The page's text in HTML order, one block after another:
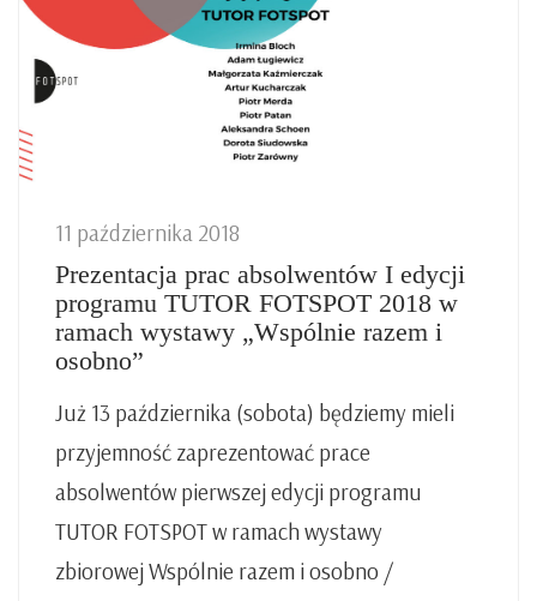
11 października 2018
Prezentacja prac absolwentów I edycji
programu TUTOR FOTSPOT 2018 w
ramach wystawy „Wspólnie razem i
osobno”
Już 13 października (sobota) będziemy mieli
przyjemność zaprezentować prace
absolwentów pierwszej edycji programu
TUTOR FOTSPOT w ramach wystawy
zbiorowej Wspólnie razem i osobno /